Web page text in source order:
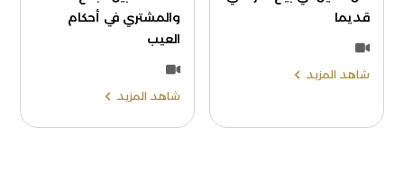
قديما
شاهد المزيد
والمشتري في أحكام
العيب
شاهد المزيد